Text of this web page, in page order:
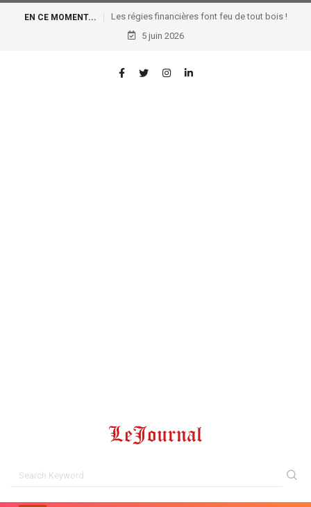
EN CE MOMENT...
Les régies financières font feu de tout bois !
5 juin 2026